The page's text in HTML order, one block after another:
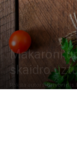
Makaroni
skaidro
Raksta autors